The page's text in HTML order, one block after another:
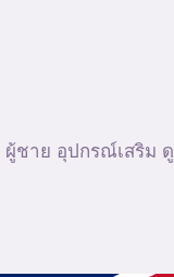
ผู้ชาย อุปกรณ์เสริม ดู